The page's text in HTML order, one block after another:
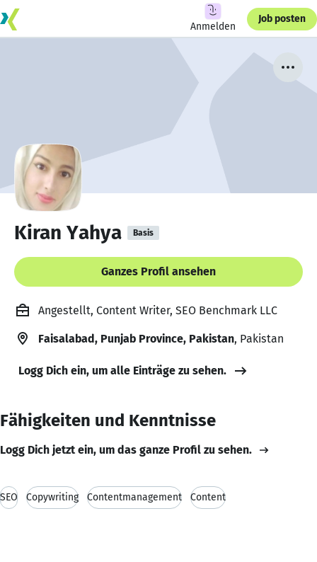
Anmelden
Job posten
Kiran Yahya Basis
Ganzes Profil ansehen
Angestellt, Content Writer, SEO Benchmark LLC
Faisalabad, Punjab Province, Pakistan, Pakistan
Logg Dich ein, um alle Einträge zu sehen.
Fähigkeiten und Kenntnisse
Logg Dich jetzt ein, um das ganze Profil zu sehen.
SEO Copywriting Contentmanagement Content